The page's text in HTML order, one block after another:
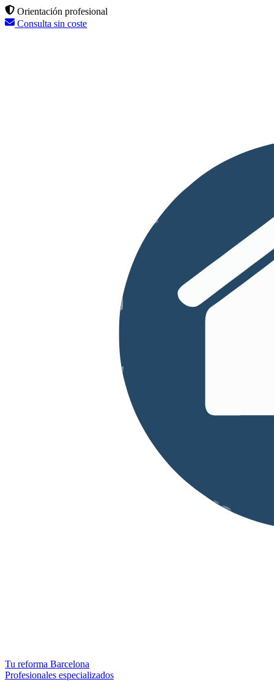
Orientación profesional
Consulta sin coste
Tu reforma Barcelona
Profesionales especializados